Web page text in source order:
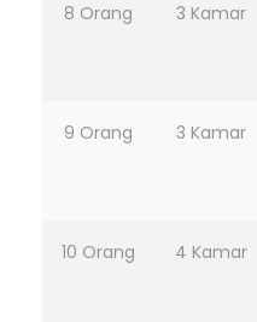
8 Orang 3 Kamar
9 Orang 3 Kamar
10 Orang 4 Kamar